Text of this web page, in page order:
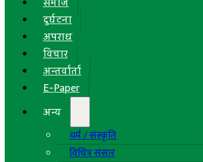
दुर्घटना
अपराध
विचार
अन्तर्वार्ता
E-Paper
अन्य
धर्म / संस्कृति
विचित्र संसार